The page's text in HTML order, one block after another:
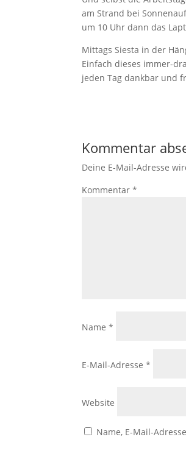
am Strand bei
um 10 Uhr dann das
Mittags Siesta in der
Einfach dieses immer-
jeden Tag dankbar und
Kommentar
Deine E-Mail-Adresse
Kommentar*
Name*
E-Mail-Adresse*
Website
Name, E-Mail-